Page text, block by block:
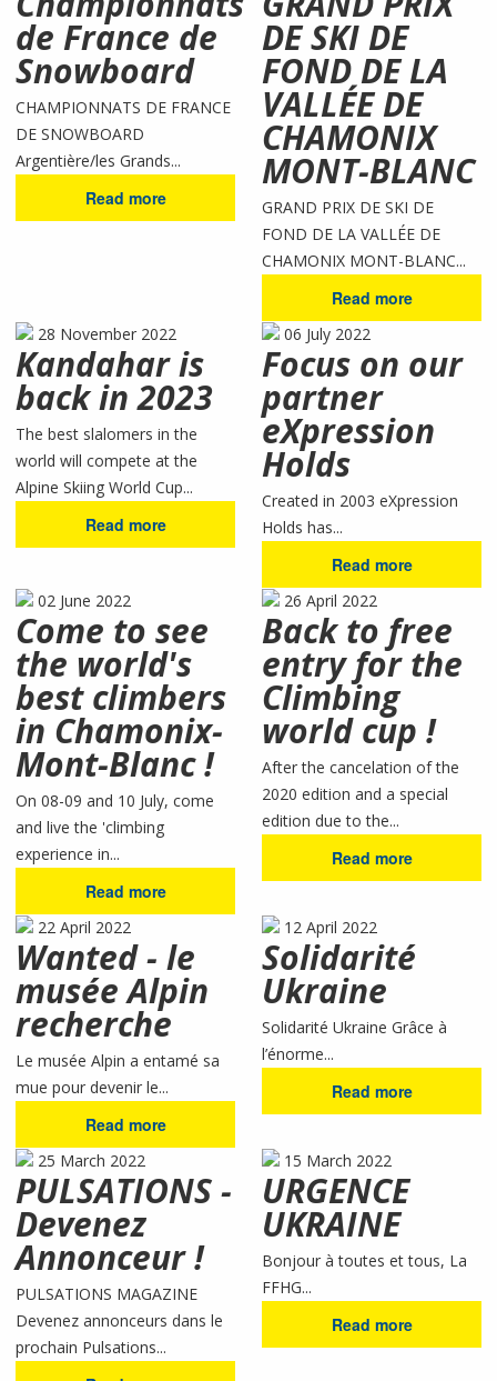
de France de
Snowboard
CHAMPIONNATS DE FRANCE
DE SNOWBOARD
Argentière/les Grands...
Read more
DE SKI DE
FOND DE LA
VALLÉE DE
CHAMONIX
MONT-BLANC
GRAND PRIX DE SKI DE
FOND DE LA VALLÉE DE
CHAMONIX MONT-BLANC...
Read more
28 November 2022
Kandahar is
back in 2023
The best slalomers in the
world will compete at the
Alpine Skiing World Cup...
Read more
06 July 2022
Focus on our
partner
eXpression
Holds
Created in 2003 eXpression
Holds has...
Read more
02 June 2022
Come to see
the world's
best climbers
in Chamonix-
Mont-Blanc !
On 08-09 and 10 July, come
and live the 'climbing
experience in...
Read more
26 April 2022
Back to free
entry for the
Climbing
world cup !
After the cancelation of the
2020 edition and a special
edition due to the...
Read more
22 April 2022
Wanted - le
musée Alpin
recherche
Le musée Alpin a entamé sa
mue pour devenir le...
Read more
12 April 2022
Solidarité
Ukraine
Solidarité Ukraine Grâce à
l’énorme...
Read more
25 March 2022
PULSATIONS -
Devenez
Annonceur !
PULSATIONS MAGAZINE
Devenez annonceurs dans le
prochain Pulsations...
15 March 2022
URGENCE
UKRAINE
Bonjour à toutes et tous, La
FFHG...
Read more